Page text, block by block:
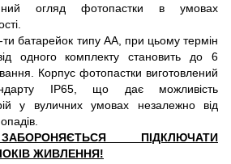
огляд фотопастки в умовах
ти батарейок типу АА, при цьому термін
одного комплекту становить до 6
Корпус фотопастки виготовлений
IP65, що дає можливість
у вуличних умовах незалежно від
ПІДКЛЮЧАТИ
ЖИВЛЕННЯ!